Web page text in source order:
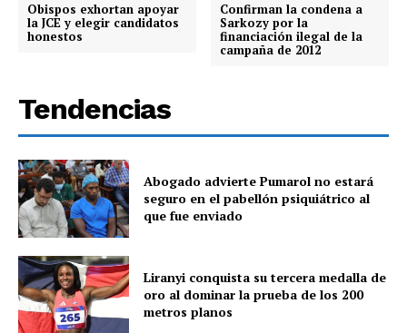
Obispos exhortan apoyar
la JCE y elegir candidatos
honestos
Confirman la condena a
Sarkozy por la
financiación ilegal de la
campaña de 2012
Tendencias
Abogado advierte Pumarol no estará
seguro en el pabellón psiquiátrico al
que fue enviado
Liranyi conquista su tercera medalla de
oro al dominar la prueba de los 200
metros planos